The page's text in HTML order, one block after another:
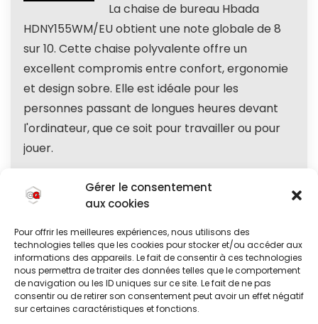
Gérer le consentement
aux cookies
Pour offrir les meilleures expériences, nous utilisons des
technologies telles que les cookies pour stocker et/ou accéder aux
informations des appareils. Le fait de consentir à ces technologies
nous permettra de traiter des données telles que le comportement
de navigation ou les ID uniques sur ce site. Le fait de ne pas
consentir ou de retirer son consentement peut avoir un effet négatif
sur certaines caractéristiques et fonctions.
La chaise de bureau Hbada
HDNY155WM/EU obtient une note globale de 8
sur 10. Cette chaise polyvalente offre un
excellent compromis entre confort, ergonomie
et design sobre. Elle est idéale pour les
personnes passant de longues heures devant
l'ordinateur, que ce soit pour travailler ou pour
jouer.
Rapport Qualité/Prix 9
Solidité
Design & Finitions 8
Confort 8